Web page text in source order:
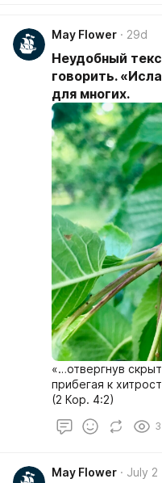
May Flower 29d
Неудобный
говорить.
для многих.
«…отвергнув
прибегая к
(2 Кор. 4:2)
May Flower July 2